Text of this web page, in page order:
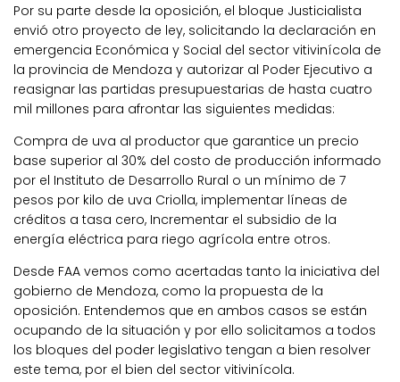
Por su parte desde la oposición, el bloque Justicialista
envió otro proyecto de ley, solicitando la declaración en
emergencia Económica y Social del sector vitivinícola de
la provincia de Mendoza y autorizar al Poder Ejecutivo a
reasignar las partidas presupuestarias de hasta cuatro
mil millones para afrontar las siguientes medidas:
Compra de uva al productor que garantice un precio
base superior al 30% del costo de producción informado
por el Instituto de Desarrollo Rural o un mínimo de 7
pesos por kilo de uva Criolla, implementar líneas de
créditos a tasa cero, Incrementar el subsidio de la
energía eléctrica para riego agrícola entre otros.
Desde FAA vemos como acertadas tanto la iniciativa del
gobierno de Mendoza, como la propuesta de la
oposición. Entendemos que en ambos casos se están
ocupando de la situación y por ello solicitamos a todos
los bloques del poder legislativo tengan a bien resolver
este tema, por el bien del sector vitivinícola.